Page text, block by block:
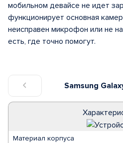
Samsung
Материал корпуса
мобильном девайсе не идет
функционирует основная
неисправен микрофон или не
есть, где точно помогут.